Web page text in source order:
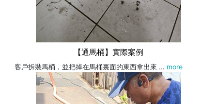
【通馬桶】實際案例
客戶拆裝馬桶，並把掉在馬桶裏面的東西拿出來 ... more